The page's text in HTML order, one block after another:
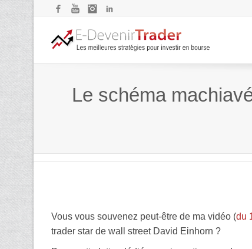
FacebookYouTubeInstagram
Le schéma
Vous vous souvenez peut-être de ma vidéo (du
trader star de wall street David Einhorn ?